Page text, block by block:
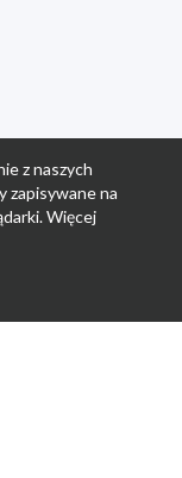
z naszych
zapisywane na
Więcej